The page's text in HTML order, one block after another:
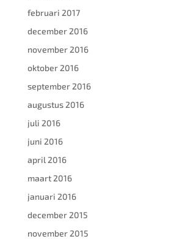
februari 2017
december 2016
november 2016
oktober 2016
september 2016
augustus 2016
juli 2016
juni 2016
april 2016
maart 2016
januari 2016
december 2015
november 2015